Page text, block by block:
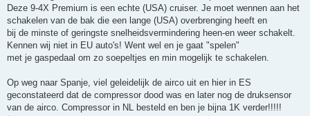
Deze 9-4X Premium is een echte (USA) cruiser. Je moet wennen aan het
schakelen van de bak die een lange (USA) overbrenging heeft en
bij de minste of geringste snelheidsvermindering heen-en weer schakelt.
Kennen wij niet in EU auto's! Went wel en je gaat "spelen"
met je gaspedaal om zo soepeltjes en min mogelijk te schakelen.
Op weg naar Spanje, viel geleidelijk de airco uit en hier in ES
geconstateerd dat de compressor dood was en later nog de druksensor
van de airco. Compressor in NL besteld en ben je bijna 1K verder!!!!!